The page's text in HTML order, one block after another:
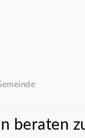
beraten